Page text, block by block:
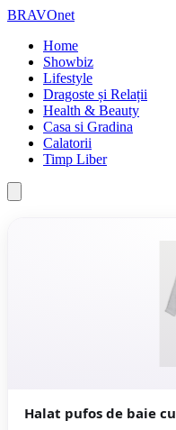
BRAVOnet
Home
Showbiz
Lifestyle
Dragoste și Relații
Health & Beauty
Casa si Gradina
Calatorii
Timp Liber
Halat pufos de baie